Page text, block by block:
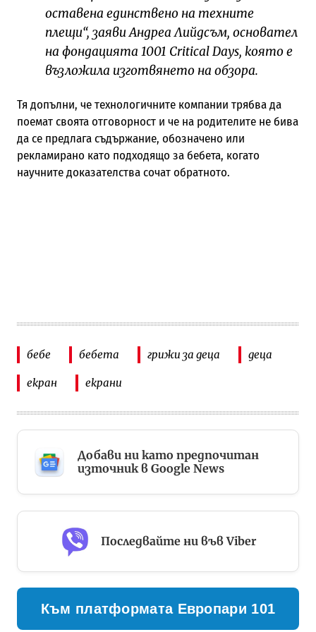
оставена единствено на техните
плещи“, заяви Андреа Лийдсъм, основател
на фондацията 1001 Critical Days, която е
възложила изготвянето на обзора.
Тя допълни, че технологичните компании трябва да
поемат своята отговорност и че на родителите не бива
да се предлага съдържание, обозначено или
рекламирано като подходящо за бебета, когато
научните доказателства сочат обратното.
бебе бебета грижи за деца деца
екран екрани
Добави ни като предпочитан
източник в Google News
Последвайте ни във Viber
Към платформата Европари 101